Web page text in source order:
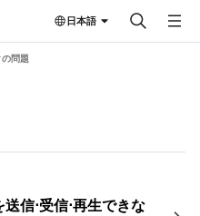
日本語
の問題
信⋅受信⋅再生できな